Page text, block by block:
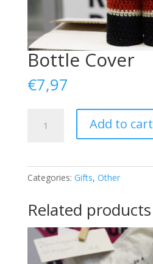
Bottle Cover
€7,97
Cover
Add to cart
Categories: Gifts, Other
Related products